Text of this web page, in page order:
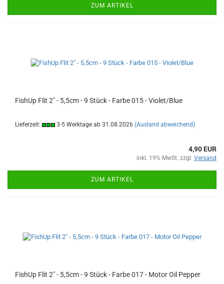
ZUM ARTIKEL
FishUp Flit 2" - 5,5cm - 9 Stück - Farbe 015 - Violet/Blue
Lieferzeit: 3-5 Werktage ab 31.08.2026 (Ausland abweichend)
4,90 EUR
inkl. 19% MwSt. zzgl. Versand
ZUM ARTIKEL
FishUp Flit 2" - 5,5cm - 9 Stück - Farbe 017 - Motor Oil Pepper